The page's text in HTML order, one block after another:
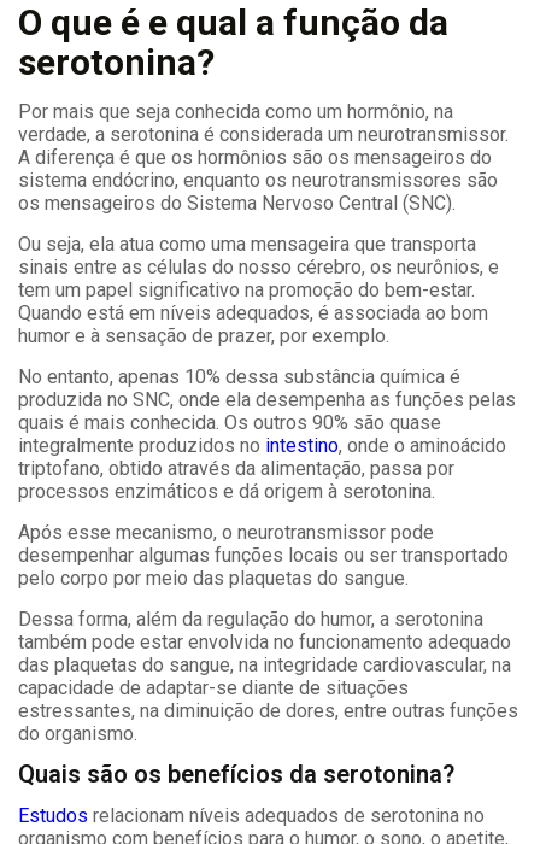
O que é e qual a função da
serotonina?
Por mais que seja conhecida como um hormônio, na
verdade, a serotonina é considerada um neurotransmissor.
A diferença é que os hormônios são os mensageiros do
sistema endócrino, enquanto os neurotransmissores são
os mensageiros do Sistema Nervoso Central (SNC).
Ou seja, ela atua como uma mensageira que transporta
sinais entre as células do nosso cérebro, os neurônios, e
tem um papel significativo na promoção do bem-estar.
Quando está em níveis adequados, é associada ao bom
humor e à sensação de prazer, por exemplo.
No entanto, apenas 10% dessa substância química é
produzida no SNC, onde ela desempenha as funções pelas
quais é mais conhecida. Os outros 90% são quase
integralmente produzidos no intestino, onde o aminoácido
triptofano, obtido através da alimentação, passa por
processos enzimáticos e dá origem à serotonina.
Após esse mecanismo, o neurotransmissor pode
desempenhar algumas funções locais ou ser transportado
pelo corpo por meio das plaquetas do sangue.
Dessa forma, além da regulação do humor, a serotonina
também pode estar envolvida no funcionamento adequado
das plaquetas do sangue, na integridade cardiovascular, na
capacidade de adaptar-se diante de situações
estressantes, na diminuição de dores, entre outras funções
do organismo.
Quais são os benefícios da serotonina?
Estudos relacionam níveis adequados de serotonina no
organismo com benefícios para o humor, o sono, o apetite,